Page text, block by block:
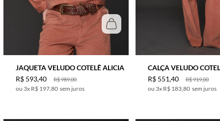
MARINHO
JAQUETA VELUDO COTELÊ ALICIA
R$989,00
R$ 593,40
3x R$ 197,80 sem juros
CALÇA VELUDO
R$919,00
R$ 551,40
3x R$ 183,80 sem juros